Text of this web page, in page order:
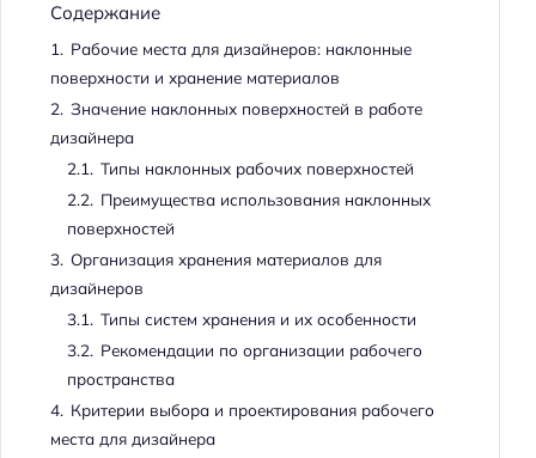
Содержание
1. Рабочие места для дизайнеров: наклонные
поверхности и хранение материалов
2. Значение наклонных поверхностей в работе
дизайнера
2.1. Типы наклонных рабочих поверхностей
2.2. Преимущества использования наклонных
поверхностей
3. Организация хранения материалов для
дизайнеров
3.1. Типы систем хранения и их особенности
3.2. Рекомендации по организации рабочего
пространства
4. Критерии выбора и проектирования рабочего
места для дизайнера